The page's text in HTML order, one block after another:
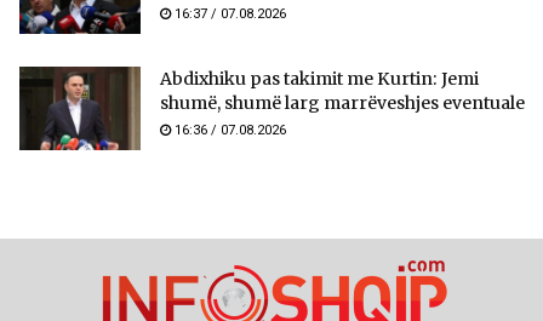
16:37 / 07.08.2026
Abdixhiku pas takimit me Kurtin: Jemi
shumë, shumë larg marrëveshjes eventuale
16:36 / 07.08.2026